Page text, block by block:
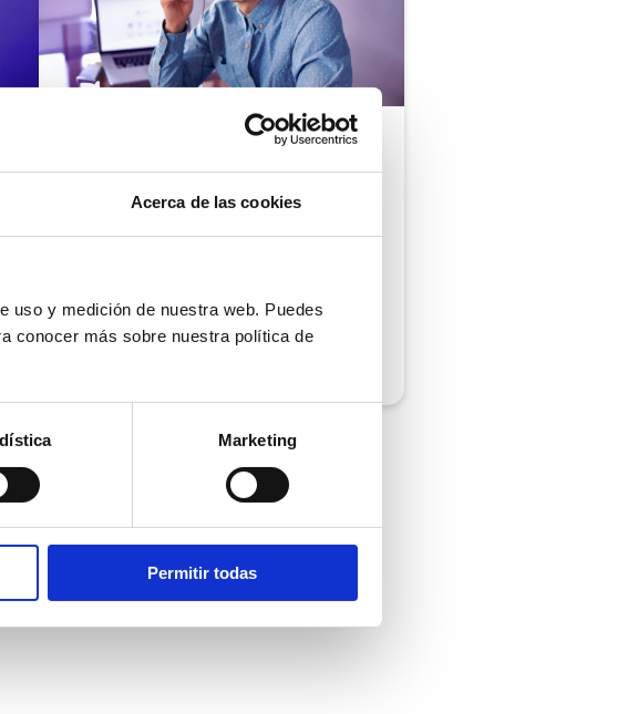
Acerca de las cookies
uso y medición de nuestra web. Puedes
conocer más sobre nuestra política de
Marketing
Permitir todas
Cómo comprobar si tu
los tiempos de respuesta